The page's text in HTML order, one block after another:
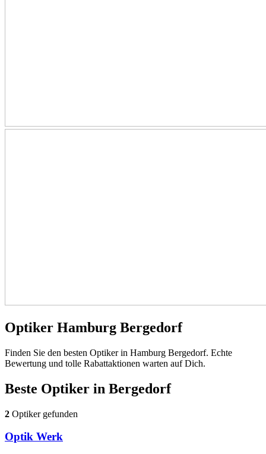
Optiker Hamburg Bergedorf
Finden Sie den besten Optiker in Hamburg Bergedorf. Echte
Bewertung und tolle Rabattaktionen warten auf Dich.
Beste Optiker in Bergedorf
2 Optiker gefunden
Optik Werk